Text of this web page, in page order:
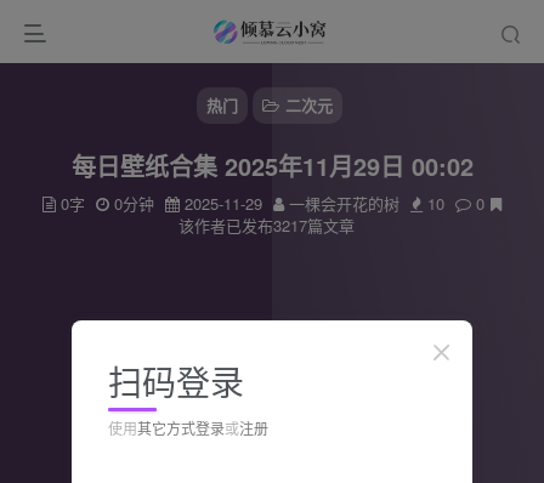
热门 二次元
每日壁纸合集 2025年11月29日 00:02
0字 0分钟 2025-11-29 一棵会开花的树 10
0
该作者已发布3217篇文章
扫码登录
使用其它方式登录或注册